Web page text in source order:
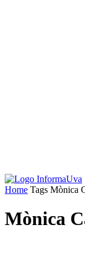
Home Tags Mònica
Mònica